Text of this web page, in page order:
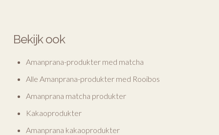
Bekijk ook
Amanprana-produkter med matcha
Alle Amanprana-produkter med Rooibos
Amanprana matcha produkter
Kakaoprodukter
Amanprana kakaoprodukter